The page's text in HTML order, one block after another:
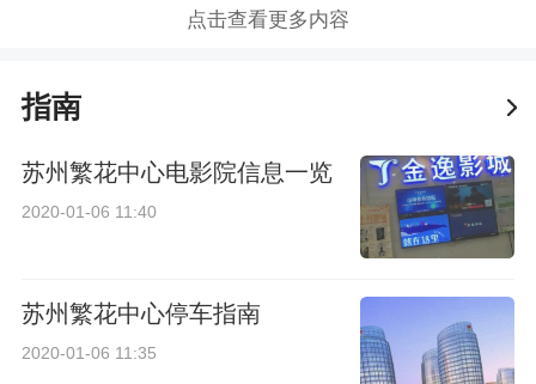
点击查看更多内容
指南
苏州繁花中心电影院信息一览
2020-01-06 11:40
苏州繁花中心停车指南
2020-01-06 11:35